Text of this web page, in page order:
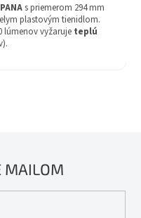
s priemerom 294 mm
plastovým tienidlom.
lúmenov vyžaruje teplú
MAILOM